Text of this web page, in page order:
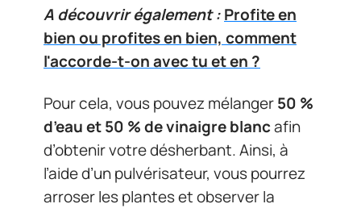
A découvrir également :Profite en
bien ou profites en bien, comment
l'accorde-t-on avec tu et en ?
Pour cela, vous pouvez mélanger50 %
d’eau et 50 % de vinaigre blancafin
d’obtenir votre désherbant. Ainsi, à
l’aide d’un pulvérisateur, vous pourrez
arroser les plantes et observer la